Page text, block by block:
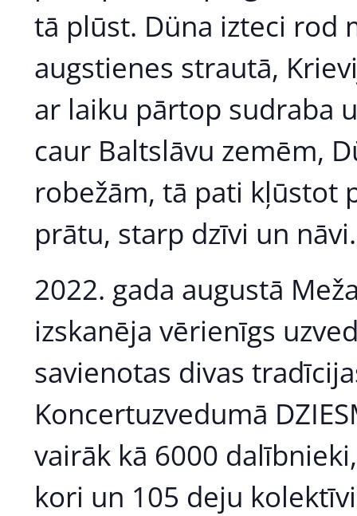
tā plūst. Düna izteci rod
augstienes strautā,
ar laiku pārtop sudraba
caur Baltslāvu zemēm,
robežām, tā pati kļūstot
prātu, starp dzīvi un nāvi.
2022. gada augustā
izskanēja vērienīgs
savienotas divas
Koncertuzvedumā
vairāk kā 6000
kori un 105 deju